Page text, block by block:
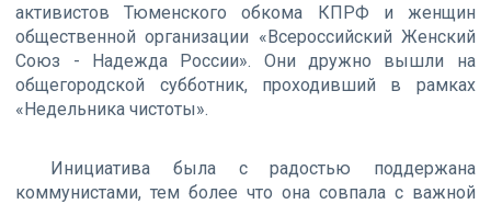
активистов Тюменского обкома КПРФ и женщин
общественной организации «Всероссийский Женский
Союз - Надежда России». Они дружно вышли на
общегородской субботник, проходивший в рамках
«Недельника чистоты».
Инициатива была с радостью поддержана
коммунистами, тем более что она совпала с важной